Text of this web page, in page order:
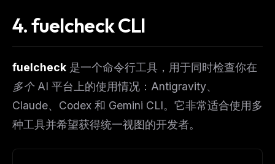
4. fuelcheck CLI
fuelcheck 是一个命令行工具，用于同时检查你在
多个AI 平台上的使用情况：Antigravity、
Claude、Codex 和 Gemini CLI。它非常适合使用多
种工具并希望获得统一视图的开发者。